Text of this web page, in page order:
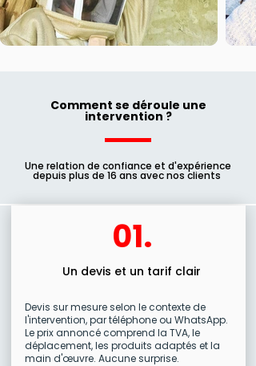
Comment se déroule une
intervention ?
Une relation de confiance et d'expérience
depuis plus de 16 ans avec nos clients
01.
Un devis et un tarif clair
Devis sur mesure selon le contexte de
l'intervention, par téléphone ou WhatsApp.
Le prix annoncé comprend la TVA, le
déplacement, les produits adaptés et la
main d'œuvre. Aucune surprise.